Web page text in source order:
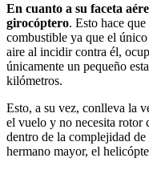
En cuanto a su faceta
girocóptero. Esto hace
combustible ya que el
aire al incidir contra él,
únicamente un pequeño
kilómetros.
Esto, a su vez, conlleva la
el vuelo y no necesita rotor
dentro de la complejidad de
hermano mayor, el